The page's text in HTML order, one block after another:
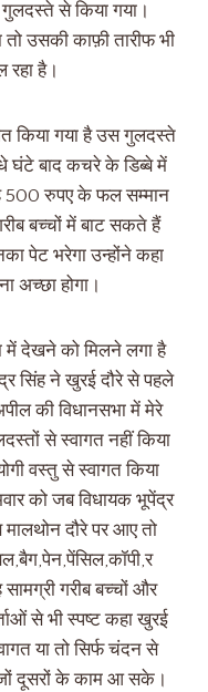
से किया गया।
तो उसकी काफ़ी तारीफ भी
है।
किया गया है उस गुलदस्ते
घंटे बाद कचरे के डिब्बे में
500 रुपए के फल सम्मान
बच्चों में बाट सकते हैं
पेट भरेगा उन्होंने कहा
अच्छा होगा।
में देखने को मिलने लगा है
सिंह ने खुरई दौरे से पहले
की विधानसभा में मेरे
से स्वागत नहीं किया
वस्तु से स्वागत किया
को जब विधायक भूपेंद्र
दौरे पर आए तो
गरीब बच्चों और
से भी स्पष्ट कहा खुरई
या तो सिर्फ चंदन से
दूसरों के काम आ सके।